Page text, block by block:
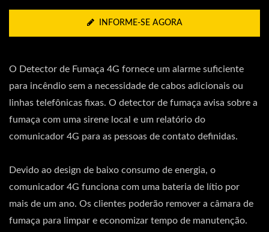
INFORME-SE AGORA
O Detector de Fumaça 4G fornece um alarme suficiente
para incêndio sem a necessidade de cabos adicionais ou
linhas telefônicas fixas. O detector de fumaça avisa sobre a
fumaça com uma sirene local e um relatório do
comunicador 4G para as pessoas de contato definidas.
Devido ao design de baixo consumo de energia, o
comunicador 4G funciona com uma bateria de lítio por
mais de um ano. Os clientes poderão remover a câmara de
fumaça para limpar e economizar tempo de manutenção.